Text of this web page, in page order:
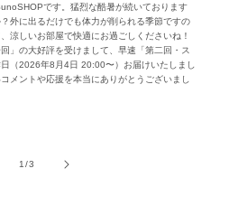
です。猛烈な酷暑が続いております
外に出るだけでも体力が削られる季節ですの
涼しいお部屋で快適にお過ごしくださいね！
」の大好評を受けまして、早速「第二回・ス
（2026年8月4日 20:00〜）お届けいたしまし
メントや応援を本当にありがとうございまし
1/の
3